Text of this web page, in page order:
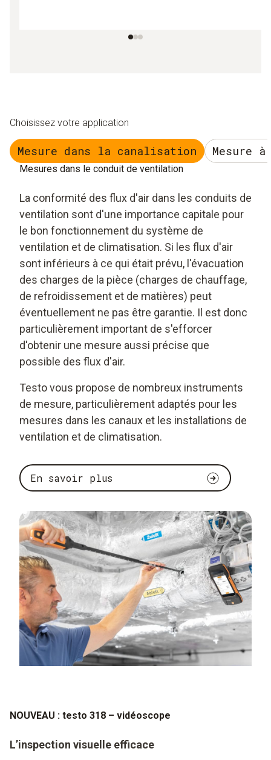
Choisissez votre application
Mesure dans la canalisation Mesure
Mesures dans le conduit de ventilation
La conformité des flux d'air dans les conduits de
ventilation sont d'une importance capitale pour
le bon fonctionnement du système de
ventilation et de climatisation. Si les flux d'air
sont inférieurs à ce qui était prévu, l'évacuation
des charges de la pièce (charges de chauffage,
de refroidissement et de matières) peut
éventuellement ne pas être garantie. Il est donc
particulièrement important de s'efforcer
d'obtenir une mesure aussi précise que
possible des flux d'air.
Testo vous propose de nombreux instruments
de mesure, particulièrement adaptés pour les
mesures dans les canaux et les installations de
ventilation et de climatisation.
En savoir plus
NOUVEAU : testo 318 – vidéoscope
L’inspection visuelle efficace